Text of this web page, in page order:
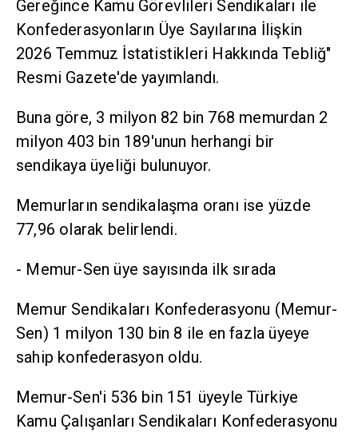
Gereğince Kamu Görevlileri Sendikaları ile
Konfederasyonların Üye Sayılarına İlişkin
2026 Temmuz İstatistikleri Hakkında Tebliğ"
Resmi Gazete'de yayımlandı.
Buna göre, 3 milyon 82 bin 768 memurdan 2
milyon 403 bin 189'unun herhangi bir
sendikaya üyeliği bulunuyor.
Memurların sendikalaşma oranı ise yüzde
77,96 olarak belirlendi.
- Memur-Sen üye sayısında ilk sırada
Memur Sendikaları Konfederasyonu (Memur-
Sen) 1 milyon 130 bin 8 ile en fazla üyeye
sahip konfederasyon oldu.
Memur-Sen'i 536 bin 151 üyeyle Türkiye
Kamu Çalışanları Sendikaları Konfederasyonu